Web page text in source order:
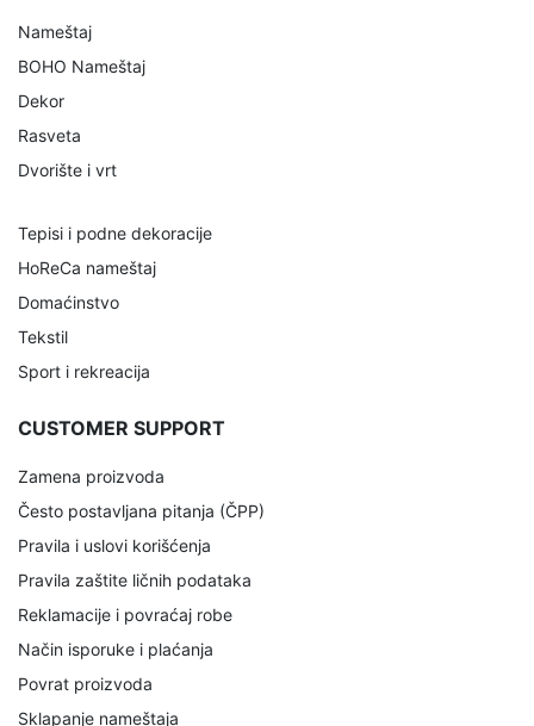
Nameštaj
BOHO Nameštaj
Dekor
Rasveta
Dvorište i vrt
Tepisi i podne dekoracije
HoReCa nameštaj
Domaćinstvo
Tekstil
Sport i rekreacija
CUSTOMER SUPPORT
Zamena proizvoda
Često postavljana pitanja (ČPP)
Pravila i uslovi korišćenja
Pravila zaštite ličnih podataka
Reklamacije i povraćaj robe
Način isporuke i plaćanja
Povrat proizvoda
Sklapanje nameštaja